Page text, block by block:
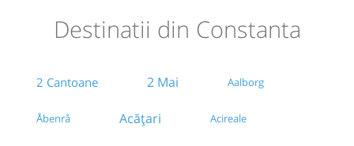
Autogara Trace Trans - Tomis III
Statie Constanta
Destinatii din Constanta
2 Cantoane 2 Mai Aalborg
Åbenrå Acățari Acireale